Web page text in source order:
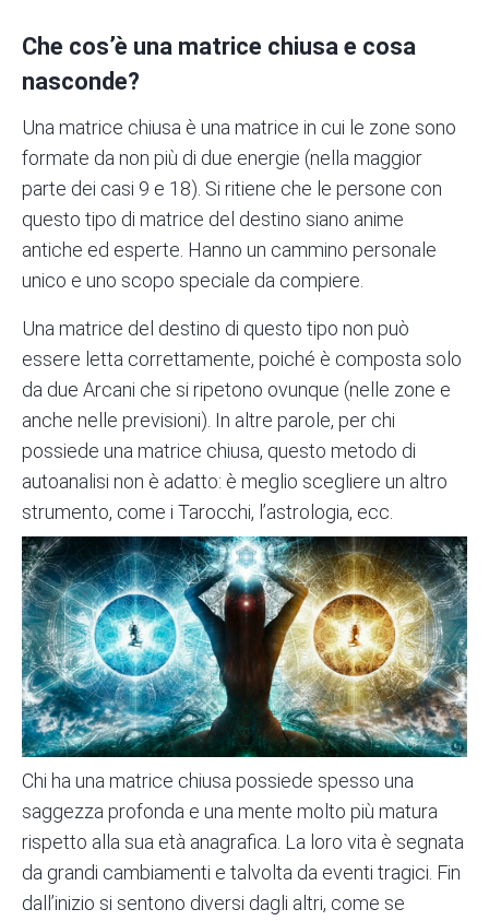
Che cos’è una matrice chiusa e cosa
nasconde?
Una matrice chiusa è una matrice in cui le zone sono
formate da non più di due energie (nella maggior
parte dei casi 9 e 18). Si ritiene che le persone con
questo tipo di matrice del destino siano anime
antiche ed esperte. Hanno un cammino personale
unico e uno scopo speciale da compiere.
Una matrice del destino di questo tipo non può
essere letta correttamente, poiché è composta solo
da due Arcani che si ripetono ovunque (nelle zone e
anche nelle previsioni). In altre parole, per chi
possiede una matrice chiusa, questo metodo di
autoanalisi non è adatto: è meglio scegliere un altro
strumento, come i Tarocchi, l’astrologia, ecc.
Chi ha una matrice chiusa possiede spesso una
saggezza profonda e una mente molto più matura
rispetto alla sua età anagrafica. La loro vita è segnata
da grandi cambiamenti e talvolta da eventi tragici. Fin
dall’inizio si sentono diversi dagli altri, come se